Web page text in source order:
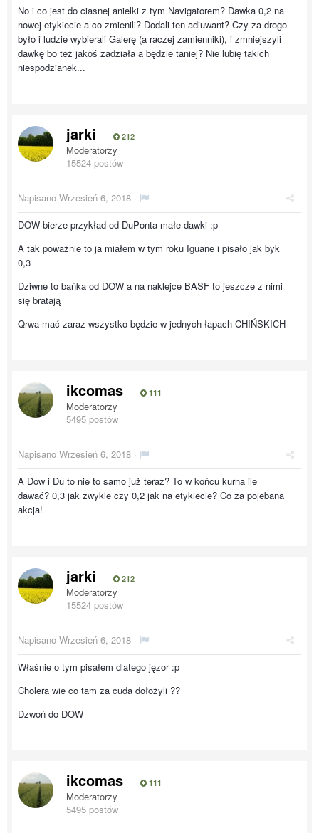
No i co jest do ciasnej anielki z tym Navigatorem? Dawka 0,2 na
nowej etykiecie a co zmienili? Dodali ten adiuwant? Czy za drogo
było i ludzie wybierali Galerę (a raczej zamienniki), i zmniejszyli
dawkę bo też jakoś zadziała a będzie taniej? Nie lubię takich
niespodzianek...
jarki 212
Moderatorzy
15524 postów
Napisano Wrzesień 6, 2018 ·
DOW bierze przykład od DuPonta małe dawki :p
A tak poważnie to ja miałem w tym roku Iguane i pisało jak byk
0,3
Dziwne to bańka od DOW a na naklejce BASF to jeszcze z nimi
się bratają
Qrwa mać zaraz wszystko będzie w jednych łapach CHIŃSKICH
ikcomas 111
Moderatorzy
5495 postów
Napisano Wrzesień 6, 2018 ·
A Dow i Du to nie to samo już teraz? To w końcu kurna ile
dawać? 0,3 jak zwykle czy 0,2 jak na etykiecie? Co za pojebana
akcja!
jarki 212
Moderatorzy
15524 postów
Napisano Wrzesień 6, 2018 ·
Właśnie o tym pisałem dlatego jęzor :p
Cholera wie co tam za cuda dołożyli ??
Dzwoń do DOW
ikcomas 111
Moderatorzy
5495 postów